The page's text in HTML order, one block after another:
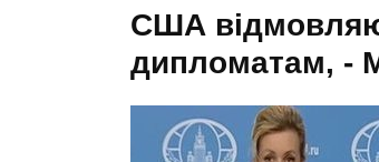
США
дипломатам, -